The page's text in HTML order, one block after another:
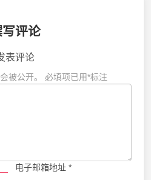
评论
表评论
被公开。 必填项已用*标注
电子邮箱地址 *